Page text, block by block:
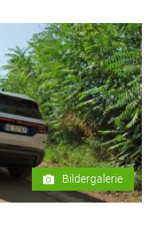
Bildergalerie